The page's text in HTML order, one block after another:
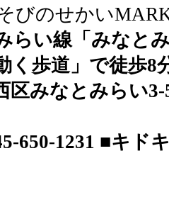
びのせかい
らい線「みなと
く歩道」で徒歩8
区みなとみらい
650-1231 ■キド